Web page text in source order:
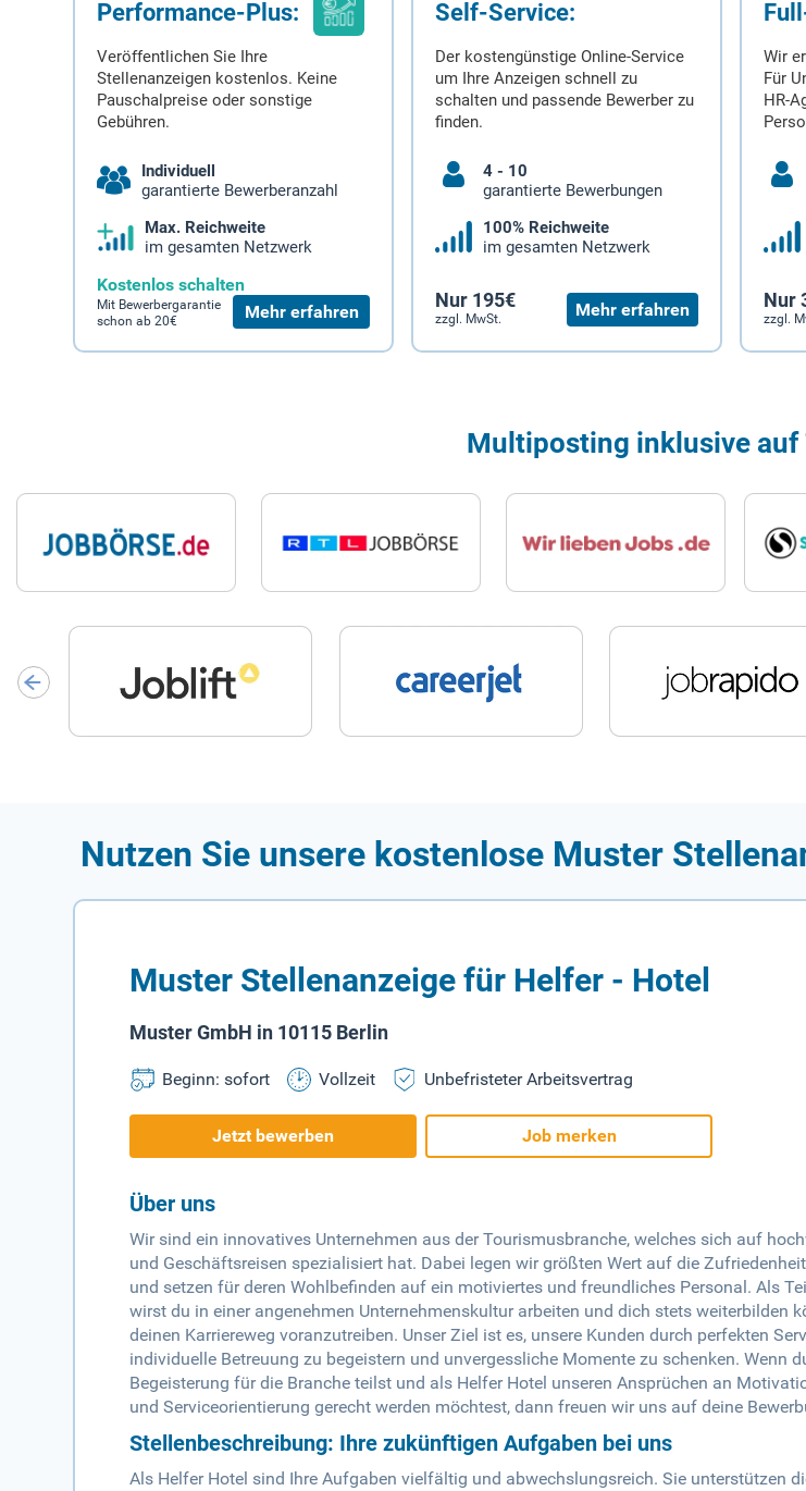
Performance-Plus:
Veröffentlichen Sie Ihre
Stellenanzeigen kostenlos. Keine
Pauschalpreise oder sonstige
Gebühren.
Individuell
garantierte Bewerberanzahl
Max. Reichweite
im gesamten Netzwerk
Kostenlos schalten
Mit Bewerbergarantie
schon ab 20€
Mehr erfahren
Self-Service:
Der kostengünstige Online-Service
um Ihre Anzeigen schnell zu
schalten und passende Bewerber zu
finden.
4 - 10
garantierte Bewerbungen
100% Reichweite
im gesamten Netzwerk
Nur 195€
zzgl. MwSt. Mehr erfahren
Wir
Für
HR-
Nur
zzgl.
Multiposting inklusive auf
Nutzen Sie unsere kostenlose Muster
Muster Stellenanzeige für Helfer - Hotel
Muster GmbH in 10115 Berlin
Beginn: sofort Vollzeit Unbefristeter Arbeitsvertrag
Jetzt bewerben Job merken
Über uns
Wir sind ein innovatives Unternehmen aus der Tourismusbranche, welches sich auf
und Geschäftsreisen spezialisiert hat. Dabei legen wir größten Wert auf die
und setzen für deren Wohlbefinden auf ein motiviertes und freundliches Personal. Als
wirst du in einer angenehmen Unternehmenskultur arbeiten und dich stets weiterbilden
deinen Karriereweg voranzutreiben. Unser Ziel ist es, unsere Kunden durch perfekten
individuelle Betreuung zu begeistern und unvergessliche Momente zu schenken. Wenn
Begeisterung für die Branche teilst und als Helfer Hotel unseren Ansprüchen an
und Serviceorientierung gerecht werden möchtest, dann freuen wir uns auf deine
Stellenbeschreibung: Ihre zukünftigen Aufgaben bei uns
Als Helfer Hotel sind Ihre Aufgaben vielfältig und abwechslungsreich. Sie unterstützen